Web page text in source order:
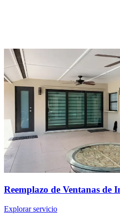
Reemplazo de Ventanas de
Explorar servicio